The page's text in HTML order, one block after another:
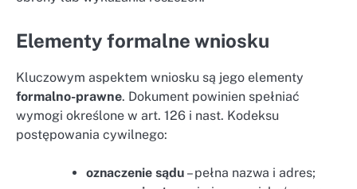
Elementy formalne wniosku
Kluczowym aspektem wniosku są jego elementy
formalno-prawne. Dokument powinien spełniać
wymogi określone w art. 126 i nast. Kodeksu
postępowania cywilnego:
oznaczenie sądu – pełna nazwa i adres;